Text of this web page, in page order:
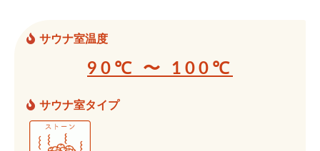
サウナ室温度
90℃ 〜 100℃
サウナ室タイプ